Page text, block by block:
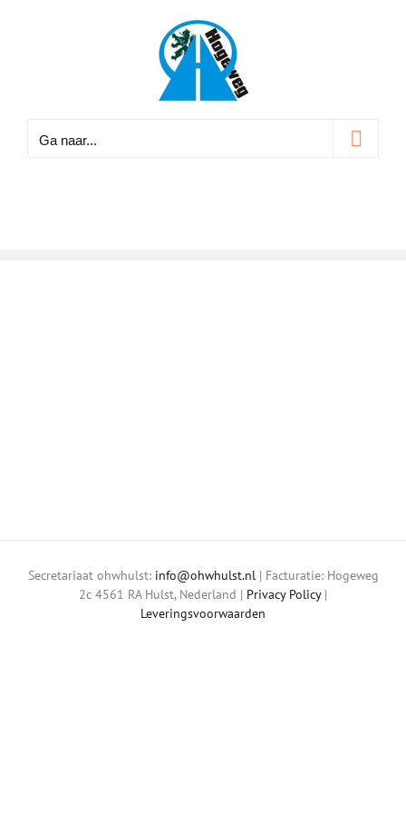
Ga naar...
Secretariaat ohwhulst: info@ohwhulst.nl| Facturatie: Hogeweg
2c 4561 RA Hulst, Nederland | Privacy Policy|
Leveringsvoorwaarden